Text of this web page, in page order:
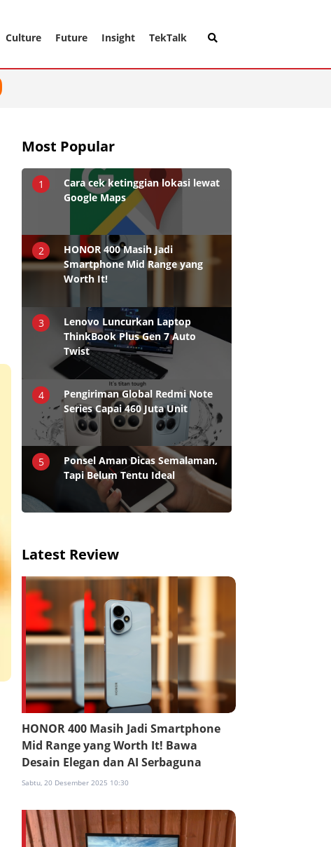
Culture Future Insight TekTalk
Most Popular
1
Cara cek ketinggian lokasi lewat
Google Maps
2
HONOR 400 Masih Jadi
Smartphone Mid Range yang
Worth It!
3
Lenovo Luncurkan Laptop
ThinkBook Plus Gen 7 Auto
Twist
4
Pengiriman Global Redmi Note
Series Capai 460 Juta Unit
5
Ponsel Aman Dicas Semalaman,
Tapi Belum Tentu Ideal
Latest Review
HONOR 400 Masih Jadi Smartphone
Mid Range yang Worth It! Bawa
Desain Elegan dan AI Serbaguna
Sabtu, 20 Desember 2025 10:30